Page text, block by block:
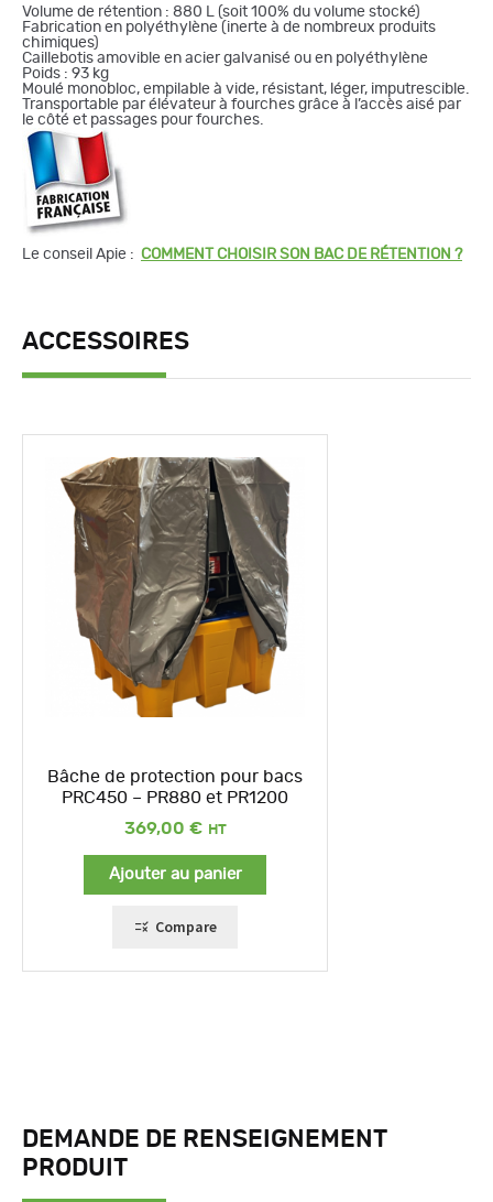
Volume de rétention : 880 L (soit 100% du volume stocké)
Fabrication en polyéthylène (inerte à de nombreux produits
chimiques)
Caillebotis amovible en acier galvanisé ou en polyéthylène
Poids : 93 kg
Moulé monobloc, empilable à vide, résistant, léger, imputrescible.
Transportable par élévateur à fourches grâce à l’accès aisé par
le côté et passages pour fourches.
Le conseil Apie : COMMENT CHOISIR SON BAC DE RÉTENTION ?
ACCESSOIRES
Bâche de protection pour bacs
PRC450 – PR880 et PR1200
369,00 €
Ajouter au panier
Compare
DEMANDE DE RENSEIGNEMENT
PRODUIT